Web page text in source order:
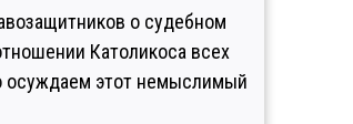
о судебном
Католикоса всех
осуждаем этот немыслимый